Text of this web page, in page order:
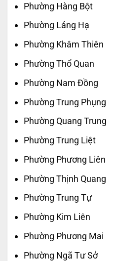
Phường Hàng Bột
Phường Láng Hạ
Phường Khâm Thiên
Phường Thổ Quan
Phường Nam Đồng
Phường Trung Phụng
Phường Quang Trung
Phường Trung Liệt
Phường Phương Liên
Phường Thịnh Quang
Phường Trung Tự
Phường Kim Liên
Phường Phương Mai
Phường Ngã Tư Sở